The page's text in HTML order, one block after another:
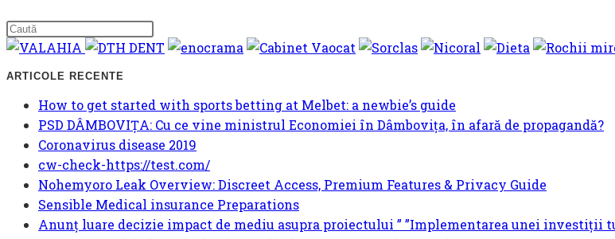
ARTICOLE RECENTE
How to get started with sports betting at Melbet: a newbie’s guide
PSD DÂMBOVIȚA: Cu ce vine ministrul Economiei în Dâmbovița, în afară de propagandă?
Coronavirus disease 2019
cw-check-https://test.com/
Nohemyoro Leak Overview: Discreet Access, Premium Features & Privacy Guide
Sensible Medical insurance Preparations
Anunț luare decizie impact de mediu asupra proiectului ” ”Implementarea unei investiții